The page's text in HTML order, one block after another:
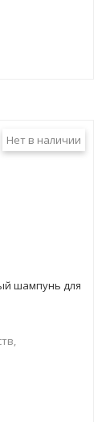
Нет в наличии
шампунь для